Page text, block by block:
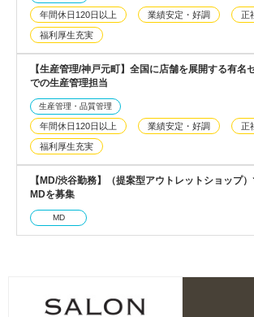
年間休日120日以上 業績安定・好調 正
福利厚生充実
【生産管理/神戸元町】全国に店舗を展開する有名
での生産管理担当
生産管理・品質管理
年間休日120日以上 業績安定・好調 正
福利厚生充実
【MD/渋谷勤務】（提案型アウトレットショップ
MDを募集
MD